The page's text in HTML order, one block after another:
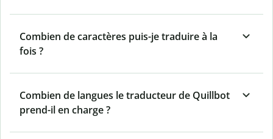
Combien de caractères puis-je traduire à la
fois ?
Combien de langues le traducteur de Quillbot
prend-il en charge ?